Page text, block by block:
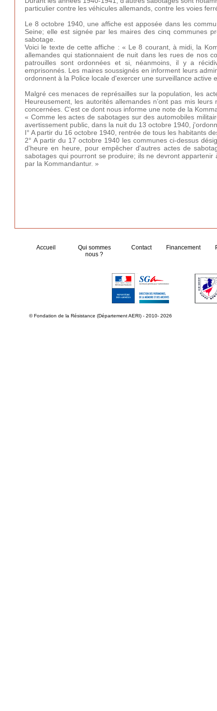
particulier contre les véhicules allemands, contre les voies
Le 8 octobre 1940, une affiche est apposée dans les
Seine; elle est signée par les maires des cinq communes
sabotage.
Voici le texte de cette affiche : « Le 8 courant, à midi, la
allemandes qui stationnaient de nuit dans les rues de nos
patrouilles sont ordonnées et si, néanmoins, il y a
emprisonnés. Les maires soussignés en informent leurs
ordonnent à la Police locale d'exercer une surveillance
Malgré ces menaces de représailles sur la population, les
Heureusement, les autorités allemandes n’ont pas mis
concernées. C’est ce dont nous informe une note de la
« Comme les actes de sabotages sur des automobiles
avertissement public, dans la nuit du 13 octobre 1940,
I° A partir du 16 octobre 1940, rentrée de tous les habitants
2° A partir du 17 octobre 1940 les communes ci-dessus
d'heure en heure, pour empêcher d'autres actes de
sabotages qui pourront se produire; ils ne devront
par la Kommandantur. »
Accueil
Qui sommes
nous ?
Contact Financement
© Fondation de la Résistance (Département AERI) - 2010- 2026